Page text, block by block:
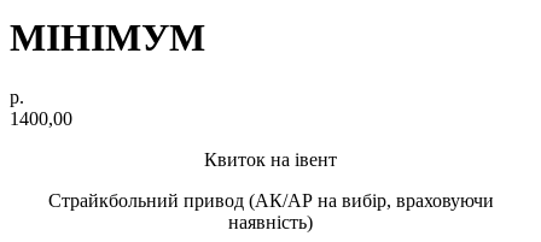
МІНІМУМ
р.
1400,00
Квиток на івент
Страйкбольний привод (АК/АР на вибір, враховуючи
наявність)